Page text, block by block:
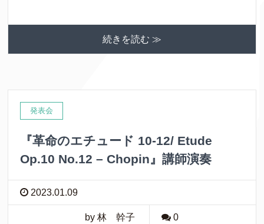
続きを読む ≫
発表会
『革命のエチュード 10-12/ Etude
Op.10 No.12 – Chopin』講師演奏
2023.01.09
by 林 幹子 0